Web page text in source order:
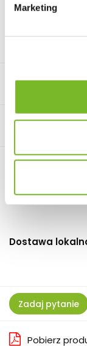
Marketing
Wysyłka w ciągu
Kurier cała
Dostawa
Zadaj pytanie
Pobierz